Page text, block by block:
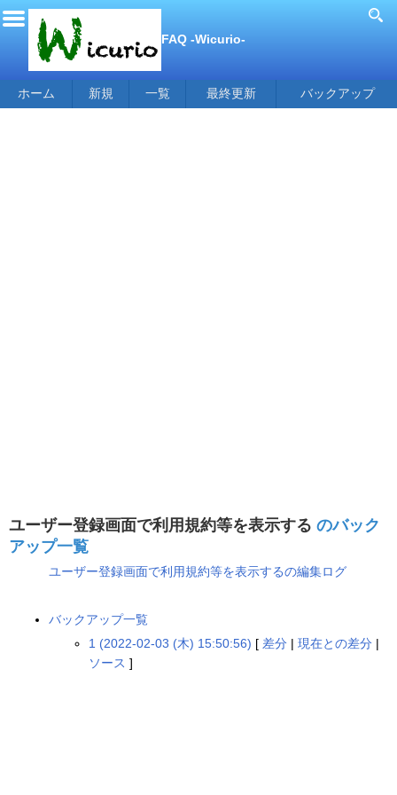
FAQ -Wicurio-
ホーム 新規 一覧 最終更新 バックアップ
ユーザー登録画面で利用規約等を表示する のバック
アップ一覧
ユーザー登録画面で利用規約等を表示するの編集ログ
バックアップ一覧
1 (2022-02-03 (木) 15:50:56) [ 差分 | 現在との差分 |
ソース ]